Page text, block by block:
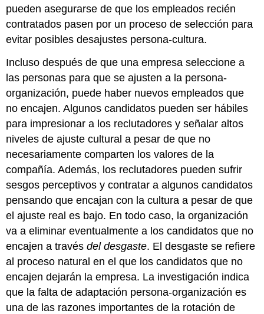
pueden asegurarse de que los empleados recién
contratados pasen por un proceso de selección para
evitar posibles desajustes persona-cultura.
Incluso después de que una empresa seleccione a
las personas para que se ajusten a la persona-
organización, puede haber nuevos empleados que
no encajen. Algunos candidatos pueden ser hábiles
para impresionar a los reclutadores y señalar altos
niveles de ajuste cultural a pesar de que no
necesariamente comparten los valores de la
compañía. Además, los reclutadores pueden sufrir
sesgos perceptivos y contratar a algunos candidatos
pensando que encajan con la cultura a pesar de que
el ajuste real es bajo. En todo caso, la organización
va a eliminar eventualmente a los candidatos que no
encajen a travésdel desgaste. El desgaste se refiere
al proceso natural en el que los candidatos que no
encajen dejarán la empresa. La investigación indica
que la falta de adaptación persona-organización es
una de las razones importantes de la rotación de